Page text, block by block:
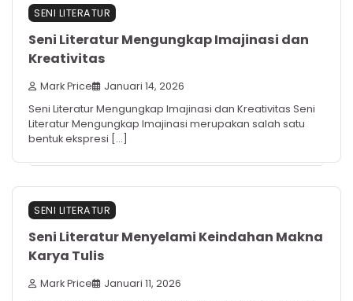
SENI LITERATUR
Seni Literatur Mengungkap Imajinasi dan
Kreativitas
Mark Price Januari 14, 2026
Seni Literatur Mengungkap Imajinasi dan Kreativitas Seni
Literatur Mengungkap Imajinasi merupakan salah satu
bentuk ekspresi […]
SENI LITERATUR
Seni Literatur Menyelami Keindahan Makna
Karya Tulis
Mark Price Januari 11, 2026